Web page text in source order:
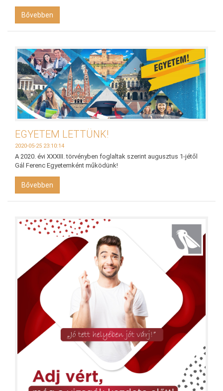
Bővebben
EGYETEM LETTÜNK!
2020-05-25 23:10:14
A 2020. évi XXXIII. törvényben foglaltak szerint augusztus 1-jétől
Gál Ferenc Egyetemként működünk!
Bővebben